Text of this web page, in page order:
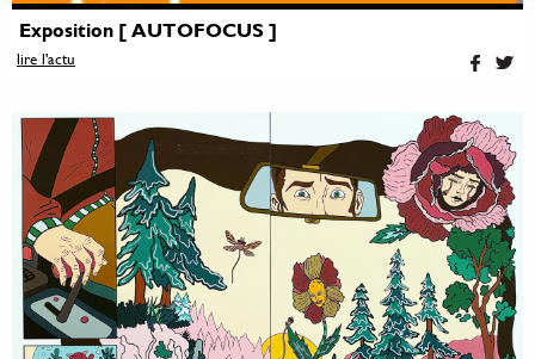
Exposition [ AUTOFOCUS ]
lire l'actu